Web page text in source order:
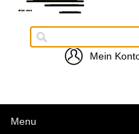
Mein
Menu